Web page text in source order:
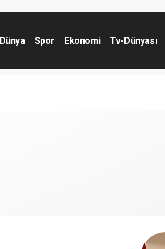
Dünya Spor Ekonomi Tv-Dünyası